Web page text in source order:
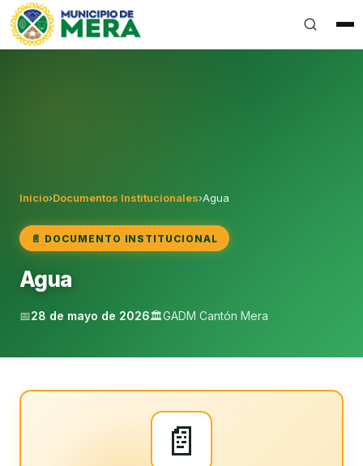
Gobierno Autónomo Descentralizado Municipal del
Inicio›Documentos Institucionales›Agua
📄 DOCUMENTO INSTITUCIONAL
Agua
📅28 de mayo de 2026🏛️GADM Cantón Mera
📄